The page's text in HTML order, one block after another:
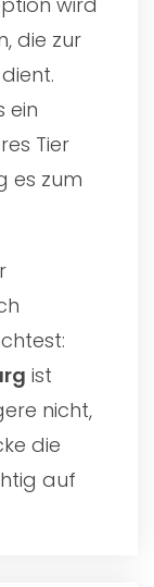
die zur
ein
Tier
es zum
ist
nicht,
die
auf